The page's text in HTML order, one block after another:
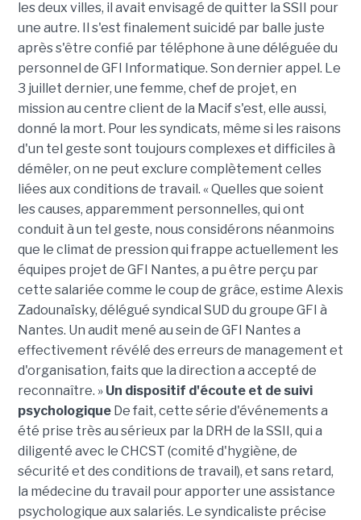
les deux villes, il avait envisagé de quitter la SSII pour
une autre. Il s'est finalement suicidé par balle juste
après s'être confié par téléphone à une déléguée du
personnel de GFI Informatique. Son dernier appel. Le
3 juillet dernier, une femme, chef de projet, en
mission au centre client de la Macif s'est, elle aussi,
donné la mort. Pour les syndicats, même si les raisons
d'un tel geste sont toujours complexes et difficiles à
démêler, on ne peut exclure complètement celles
liées aux conditions de travail. « Quelles que soient
les causes, apparemment personnelles, qui ont
conduit à un tel geste, nous considérons néanmoins
que le climat de pression qui frappe actuellement les
équipes projet de GFI Nantes, a pu être perçu par
cette salariée comme le coup de grâce, estime Alexis
Zadounaïsky, délégué syndical SUD du groupe GFI à
Nantes. Un audit mené au sein de GFI Nantes a
effectivement révélé des erreurs de management et
d'organisation, faits que la direction a accepté de
reconnaître. » Un dispositif d'écoute et de suivi
psychologiqueDe fait, cette série d'événements a
été prise très au sérieux par la DRH de la SSII, qui a
diligenté avec le CHCST (comité d'hygiène, de
sécurité et des conditions de travail), et sans retard,
la médecine du travail pour apporter une assistance
psychologique aux salariés. Le syndicaliste précise